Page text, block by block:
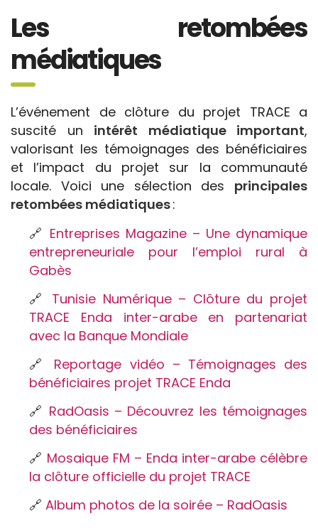
Les retombées
médiatiques
L’événement de clôture du projet TRACE a
suscité un intérêt médiatique important,
valorisant les témoignages des bénéficiaires
et l’impact du projet sur la communauté
locale. Voici une sélection des principales
retombées médiatiques:
🔗 Entreprises Magazine – Une dynamique
entrepreneuriale pour l’emploi rural à
Gabès
🔗 Tunisie Numérique – Clôture du projet
TRACE Enda inter-arabe en partenariat
avec la Banque Mondiale
🔗 Reportage vidéo – Témoignages des
bénéficiaires projet TRACE Enda
🔗 RadOasis – Découvrez les témoignages
des bénéficiaires
🔗 Mosaique FM – Enda inter-arabe célèbre
la clôture officielle du projet TRACE
🔗 Album photos de la soirée – RadOasis